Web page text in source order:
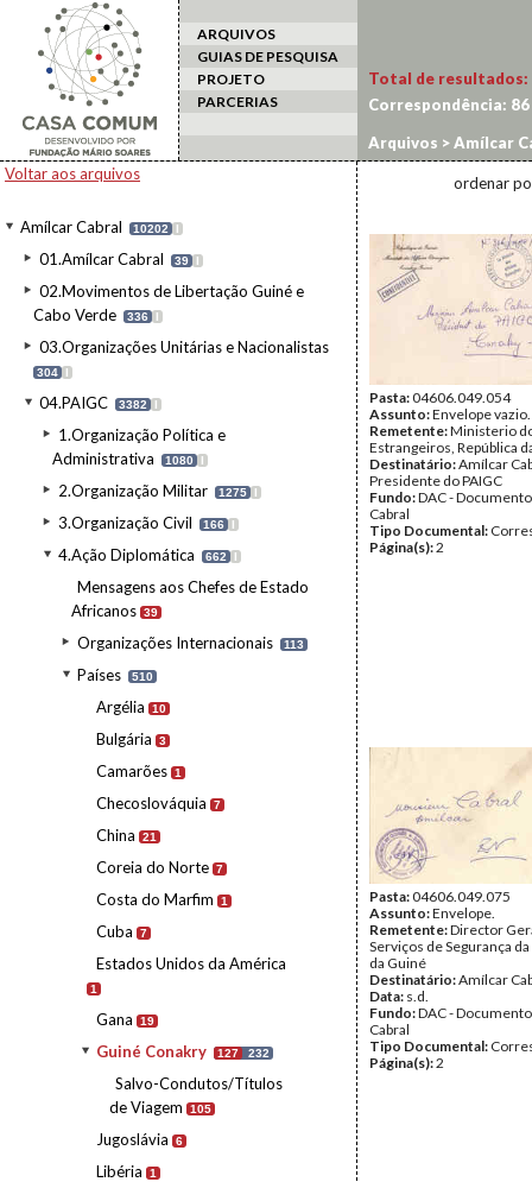
ARQUIVOS
GUIAS DE PESQUISA
PROJETO
PARCERIAS
Voltar aos arquivos
Amílcar Cabral 10202 I
01.Amílcar Cabral 39 I
02.Movimentos de Libertação Guiné e
Cabo Verde
336 I
03.Organizações Unitárias e Nacionalistas
304 I
04.PAIGC 3382 I
1.Organização Política e
Administrativa
1080 I
2.Organização Militar 1275 I
3.Organização Civil 166 I
4.Ação Diplomática 662 I
Mensagens aos Chefes de Estado
Africanos 39
Organizações Internacionais 113
Países 510
Argélia 10
Bulgária 3
Camarões 1
Checoslováquia 7
China 21
Coreia do Norte 7
Costa do Marfim 1
Cuba 7
Estados Unidos da América
1
Gana 19
Guiné Conakry 127 232
Salvo-Condutos/Títulos
de Viagem
105
Jugoslávia 6
Libéria 1
Total de resultados:
Correspondência: 86
Arquivos >Amílcar
ordenar
Pasta:04606.049.054
Assunto:Envelope vazio.
Remetente:Ministerio
Estrangeiros, República
Destinatário:Amílcar
Presidente do PAIGC
Fundo:DAC -
Cabral
Tipo Documental:
Página(s):2
Pasta:04606.049.075
Assunto:Envelope.
Remetente:Director
Serviços de Segurança
da Guiné
Destinatário:Amílcar
Data: s.d.
Fundo:DAC -
Cabral
Tipo Documental:
Página(s):2